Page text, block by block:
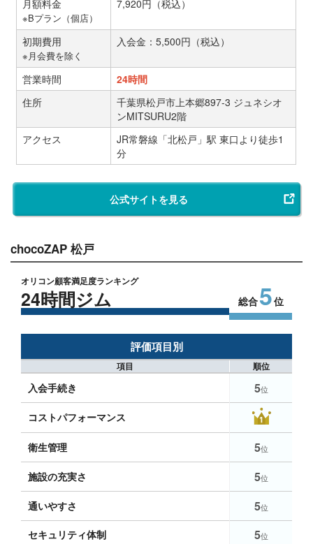
月額料金
※Bプラン（個店）
7,920円（税込）
初期費用
※月会費を除く
入会金：5,500円（税込）
営業時間
24時間
住所
千葉県松戸市上本郷897-3 ジュネシオ
ンMITSURU2階
アクセス
JR常磐線「北松戸」駅 東口より徒歩1
分
公式サイトを見る
chocoZAP 松戸
オリコン顧客満足度ランキング
24時間ジム 総合5位
評価項目別
項目 順位
入会手続き 5位
コストパフォーマンス
衛生管理 5位
施設の充実さ 5位
通いやすさ 5位
セキュリティ体制 5位